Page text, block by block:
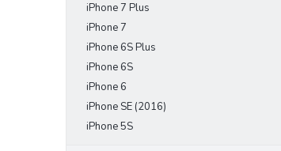
iPhone 7 Plus
iPhone 7
iPhone 6S Plus
iPhone 6S
iPhone 6
iPhone SE (2016)
iPhone 5S